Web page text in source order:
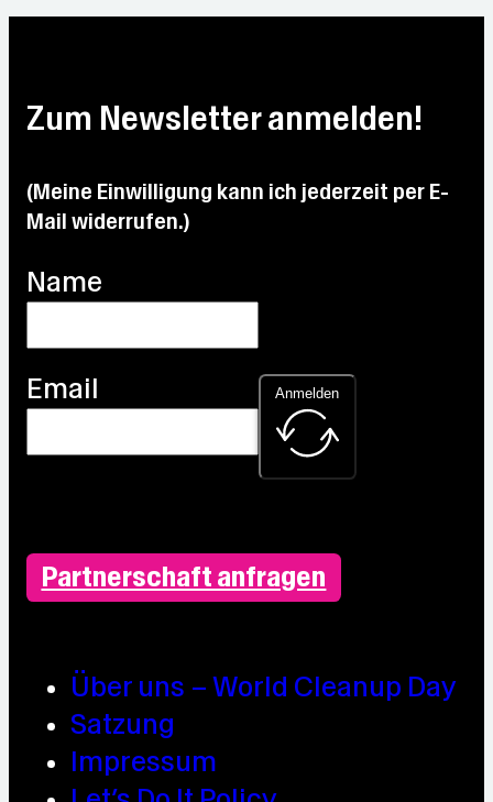
Partnerschaft anfragen
Über uns – World Cleanup Day
Satzung
Impressum
Zum Newsletter anmelden!
(Meine Einwilligung kann ich jederzeit per E-
Mail widerrufen.)
Name
Email Anmelden